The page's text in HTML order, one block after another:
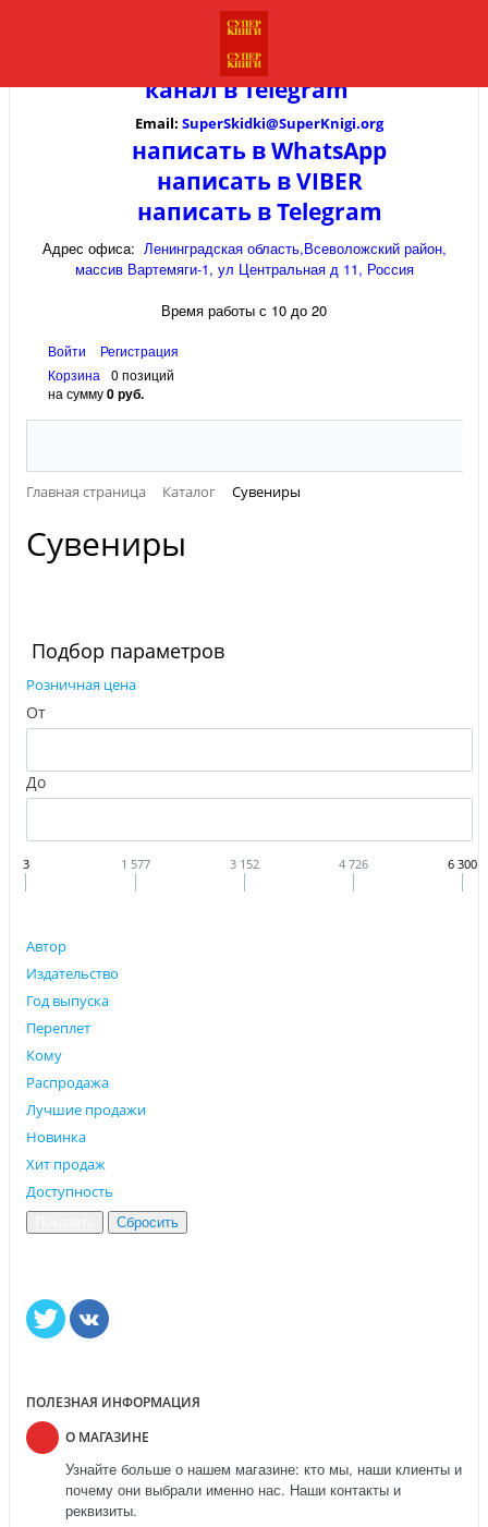
канал вTelegram
Email: SuperSkidki@SuperKnigi.org
написать в WhatsApp
написать в VIBER
написать в Telegram
Адрес офиса: Ленинградская область,Всеволожский район,
массив Вартемяги-1, ул Центральная д 11, Россия
Время работы с 10 до 20
Войти
Регистрация
Корзина
0 позиций
на сумму0 руб.
Главная страница Каталог Сувениры
Сувениры
Подбор параметров
Розничная цена
От
До
3 1 577 3 152 4 726 6 300
Автор
Издательство
Год выпуска
Переплет
Кому
Распродажа
Лучшие продажи
Новинка
Хит продаж
Доступность
ПОЛЕЗНАЯ ИНФОРМАЦИЯ
О МАГАЗИНЕ
Узнайте больше о нашем магазине: кто мы, наши клиенты и
почему они выбрали именно нас. Наши контакты и
реквизиты.